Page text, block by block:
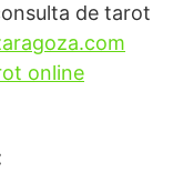
de tarot
online